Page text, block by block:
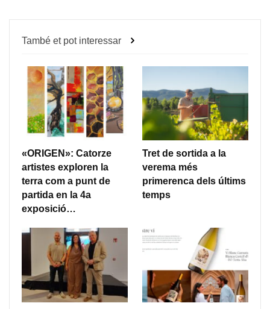
També et pot interessar
«ORIGEN»: Catorze
artistes exploren la
terra com a punt de
partida en la 4a
exposició…
Tret de sortida a la
verema més
primerenca dels últims
temps